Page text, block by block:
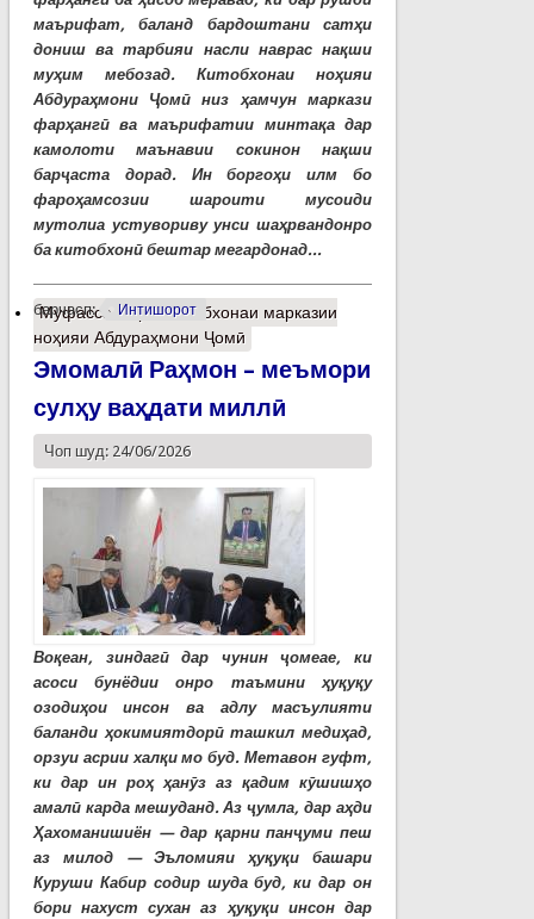
маърифат, баланд бардоштани сатҳи
дониш ва тарбияи насли наврас нақши
муҳим мебозад. Китобхонаи ноҳияи
Абдураҳмони Ҷомӣ низ ҳамчун маркази
фарҳангӣ ва маърифатии минтақа дар
камолоти маънавии сокинон нақши
барҷаста дорад. Ин боргоҳи илм бо
фароҳамсозии шароити мусоиди
мутолиа устувориву унси шаҳрвандонро
ба китобхонӣ бештар мегардонад...
барчасп: Интишорот
Муфассалтаро Китобхонаи марказии
ноҳияи Абдураҳмони Ҷомӣ
Эмомалӣ Раҳмон – меъмори
сулҳу ваҳдати миллӣ
Чоп шуд: 24/06/2026
Воқеан, зиндагӣ дар чунин ҷомеае, ки
асоси бунёдии онро таъмини ҳуқуқу
озодиҳои инсон ва адлу масъулияти
баланди ҳокимиятдорӣ ташкил медиҳад,
орзуи асрии халқи мо буд. Метавон гуфт,
ки дар ин роҳ ҳанӯз аз қадим кӯшишҳо
амалӣ карда мешуданд. Аз ҷумла, дар аҳди
Ҳахоманишиён — дар қарни панҷуми пеш
аз милод — Эъломияи ҳуқуқи башари
Куруши Кабир содир шуда буд, ки дар он
бори нахуст сухан аз ҳуқуқи инсон дар